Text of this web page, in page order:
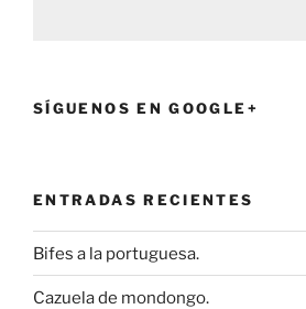
SÍGUENOS EN GOOGLE+
ENTRADAS RECIENTES
Bifes a la portuguesa.
Cazuela de mondongo.